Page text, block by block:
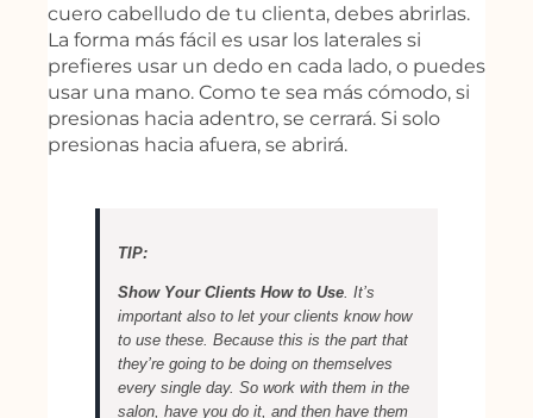
cuero cabelludo de tu clienta, debes abrirlas.
La forma más fácil es usar los laterales si
prefieres usar un dedo en cada lado, o puedes
usar una mano. Como te sea más cómodo, si
presionas hacia adentro, se cerrará. Si solo
presionas hacia afuera, se abrirá.
TIP:
Show Your Clients How to Use. It’s
important also to let your clients know how
to use these. Because this is the part that
they’re going to be doing on themselves
every single day. So work with them in the
salon, have you do it, and then have them